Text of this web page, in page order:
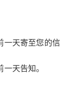
一天寄至您的信
天告知。